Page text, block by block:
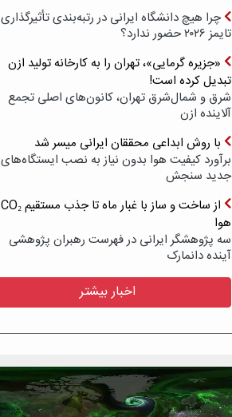
چرا هیچ دانشگاه ایرانی در رتبه‌بندی تأثیرگذاری
تایمز ۲۰۲۶ حضور ندارد؟
«جزیره گرمایی»، تهران را به کارخانه تولید ازن
تبدیل کرده است!
شرق و شمال‌شرق تهران، کانون‌های اصلی تجمع
آلاینده ازن
با روش ابداعی محققان ایرانی میسر شد
برآورد کیفیت هوا بدون نیاز به نصب ایستگاه‌های
جدید سنجش
از ساخت و ساز با غبار ماه تا جذب مستقیم CO₂
هوا
سه پژوهشگر ایرانی در فهرست رهبران پژوهشی
آینده دانمارک
اخبار بیشتر